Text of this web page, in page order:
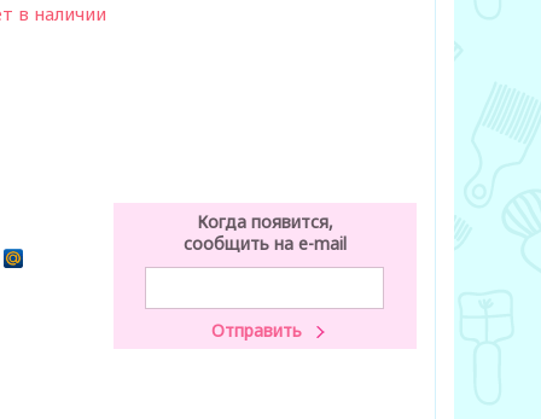
в наличии
Когда появится,
сообщить на e-mail